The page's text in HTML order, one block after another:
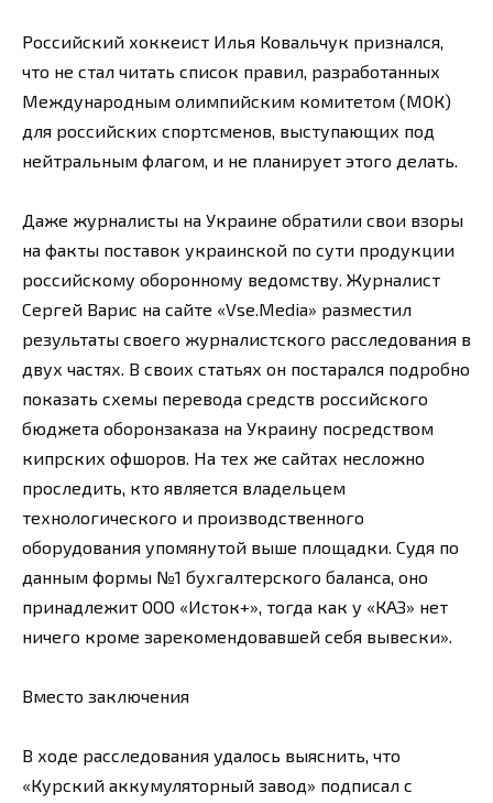
Российский хоккеист Илья Ковальчук признался,
что не стал читать список правил, разработанных
Международным олимпийским комитетом (МОК)
для российских спортсменов, выступающих под
нейтральным флагом, и не планирует этого делать.
Даже журналисты на Украине обратили свои взоры
на факты поставок украинской по сути продукции
российскому оборонному ведомству. Журналист
Сергей Варис на сайте «Vse.Media» разместил
результаты своего журналистского расследования в
двух частях. В своих статьях он постарался подробно
показать схемы перевода средств российского
бюджета оборонзаказа на Украину посредством
кипрских офшоров. На тех же сайтах несложно
проследить, кто является владельцем
технологического и производственного
оборудования упомянутой выше площадки. Судя по
данным формы №1 бухгалтерского баланса, оно
принадлежит ООО «Исток+», тогда как у «КАЗ» нет
ничего кроме зарекомендовавшей себя вывески».
Вместо заключения
В ходе расследования удалось выяснить, что
«Курский аккумуляторный завод» подписал с